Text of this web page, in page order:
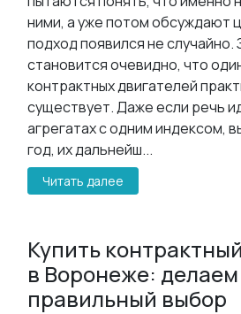
ними, а уже потом обсуждают
подход появился не случайно.
становится очевидно, что
контрактных двигателей
существует. Даже если речь
агрегатах с одним индексом,
год, их дальнейш...
Читать далее
Купить
в Воронеже: делаем
правильный выбор